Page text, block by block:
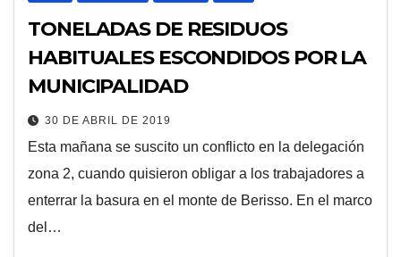
TONELADAS DE RESIDUOS
HABITUALES ESCONDIDOS POR LA
MUNICIPALIDAD
30 DE ABRIL DE 2019
Esta mañana se suscito un conflicto en la delegación
zona 2, cuando quisieron obligar a los trabajadores a
enterrar la basura en el monte de Berisso. En el marco
del…